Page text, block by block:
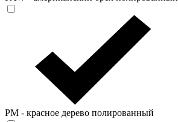
PM - красное дерево полированный